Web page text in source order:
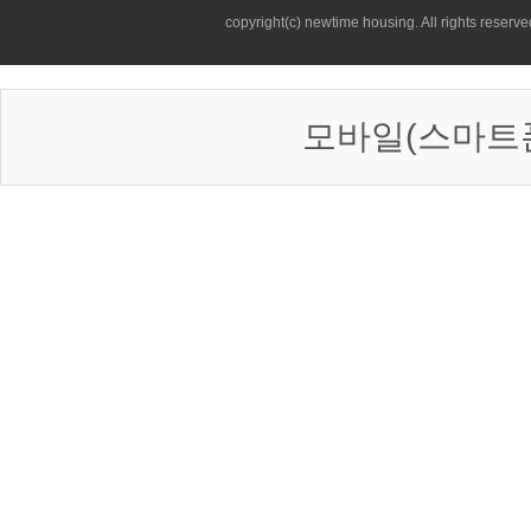
copyright(c) newtime housing. All rights
모바일(스마